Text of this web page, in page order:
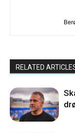
RELATED